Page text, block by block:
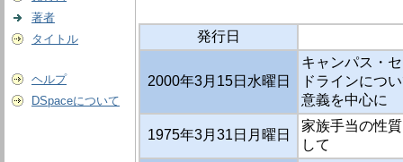
著者
タイトル
ヘルプ
DSpaceについて
発行日
2000年3月15日水曜日
キャンパス・
ドラインにつ
意義を中心に
1975年3月31日月曜日
家族手当の性
して